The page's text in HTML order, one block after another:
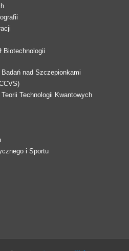
Biotechnologii
nad Szczepionkami
Technologii Kwantowych
i Sportu